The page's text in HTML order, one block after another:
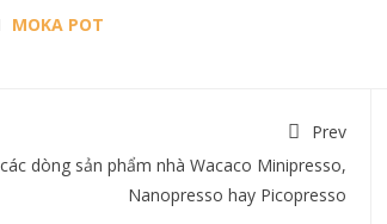
MOKA POT
Prev
dòng sản phẩm nhà Wacaco Minipresso,
Nanopresso hay Picopresso